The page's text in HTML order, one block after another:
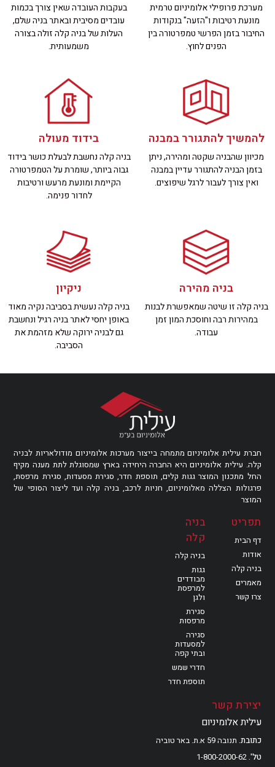
מערכת פרופילי אלומיניום טרמית
מונעת רטיבות ו"הזעה" בנקודות
החיבור בזמן הפרשי טמפרטורה בין
הפנים לחוץ.
בעקבות העובדה שאין צורך בכמות
עובדים מסיבית ובאתר בניה שלם,
העלות של בניה קלה זולה בצורה
משמעותית.
להמשיך להתגורר במבנה
מכיוון שהבניה שקטה ומהירה, ניתן
בזמן הבניה להתגורר עדיין במבנה
ואין צורך לעבור לרגל שיפוצים.
בידוד מעולה
בניה קלה נחשבת לבעלת כושר בידוד
גבוה ביותר, שומרת על הטמפרטורה
הקיימת ומונעת מרעש ורטיבות
לחדור פנימה.
בניה מהירה
בניה קלה זו שיטה שמאפשרת לבנות
במהירות רבה וחוסכת המון זמן
עבודה.
ניקיון
בניה קלה נעשית בסביבה נקיה מאוד
באופן יחסי לאתר בניה רגיל ונחשבת
גם לבניה ירוקה שלא מזהמת את
הסביבה.
חברת עילית אלומיניום מתמחה בייצור מערכות אלומיניום מודולאריות לבניה
קלה. עילית אלומיניום היא החברה היחידה בארץ שמסוגלת לתת מענה מקיף
החל מתכנון המוצר גגות קלים, תוספת חדר, סגירת מסעדות, סגירת מרפסת,
פרגולות הצללה מאלומיניום, חניות לרכב, בניה קלה ועד ליצור הסופי של
המוצר
תפריט
דף הבית
אודות
בניה קלה
מאמרים
צרו קשר
בניה
קלה
בניה קלה
גגות
מבודדים
למרפסת
ולגן
סגירת
מרפסות
סגירה
למסעדות
ובתי קפה
חדרי שמש
תוספת חדר
יצירת קשר
עילית אלומיניום
כתובת תנובה 59 א.ת. באר טוביה
טל' 1-800-2000-62